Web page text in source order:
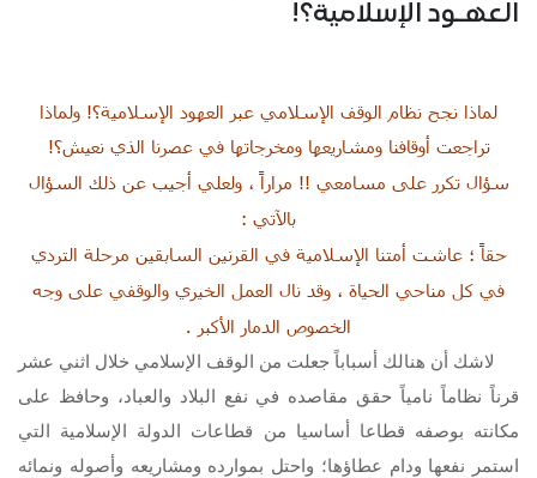
العهـود الإسلامية؟!
لماذا نجح نظام الوقف الإسلامي عبر العهود الإسلامية؟! ولماذا
تراجعت أوقافنا ومشاريعها ومخرجاتها في عصرنا الذي نعيش؟!
سؤال تكرر على مسامعي !! مراراً ، ولعلي أجيب عن ذلك السؤال
بالآتي :
حقاً ؛ عاشت أمتنا الإسلامية في القرنين السابقين مرحلة التردي
في كل مناحي الحياة ، وقد نال العمل الخيري والوقفي على وجه
الخصوص الدمار الأكبر .
لاشك أن هنالك أسباباً جعلت من الوقف الإسلامي خلال اثني عشر
قرناً نظاماً نامياً حقق مقاصده في نفع البلاد والعباد، وحافظ على
مكانته بوصفه قطاعا أساسيا من قطاعات الدولة الإسلامية التي
استمر نفعها ودام عطاؤها؛ واحتل بموارده ومشاريعه وأصوله ونمائه